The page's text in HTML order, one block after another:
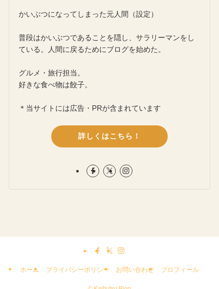
かいぶつになってしまった元人間（設定）
普段はかいぶつであることを隠し、サラリーマンをし
ている。人間に戻るためにブログを始めた。
グルメ・旅行担当。
好きな食べ物は餃子。
＊当サイトには広告・PRが含まれています
詳しくはこちら！
ホーム プライバシーポリシー お問い合わせ プロフィール